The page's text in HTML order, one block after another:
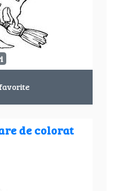
favorite
de colorat